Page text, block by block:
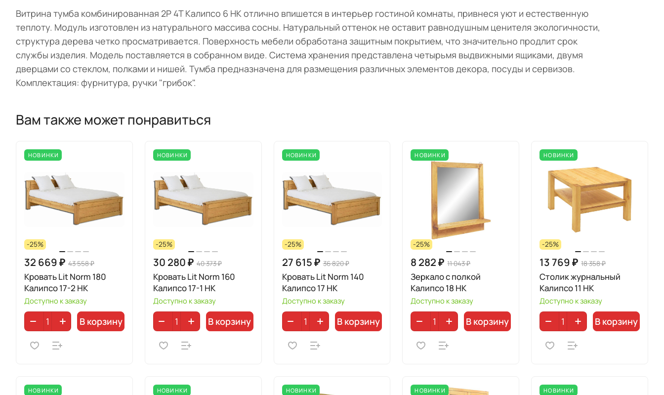
Комплектация: фурнитура, ручки "грибок".
Витрина тумба комбинированная 2Р 4Т Калипсо 6 НК отлично впишется в интерьер гостиной комнаты, привнеся уют и естественную
теплоту. Модуль изготовлен из натурального массива сосны. Натуральный оттенок не оставит равнодушным ценителя экологичности,
структура дерева четко просматривается. Поверхность мебели обработана защитным покрытием, что значительно продлит срок
службы изделия. Модель поставляется в собранном виде. Система хранения представлена четырьмя выдвижными ящиками, двумя
дверцами со стеклом, полками и нишей. Тумба предназначена для размещения различных элементов декора, посуды и сервизов.
Комплектация: фурнитура, ручки "грибок".
Вам также может понравиться
НОВИНКИ
-25%
32 669 ₽ 43 558 ₽
Кровать Lit Norm 180
Калипсо 17-2 НК
Доступно к заказу
В корзину
НОВИНКИ
-25%
30 280 ₽ 40 373 ₽
Кровать Lit Norm 160
Калипсо 17-1 НК
Доступно к заказу
В корзину
НОВИНКИ
-25%
27 615 ₽ 36 820 ₽
Кровать Lit Norm 140
Калипсо 17 НК
Доступно к заказу
В корзину
НОВИНКИ
-25%
8 282 ₽ 11 043 ₽
Зеркало с полкой
Калипсо 18 НК
Доступно к заказу
В корзину
НОВИНКИ
-25%
13 769 ₽ 18 358 ₽
Столик журнальный
Калипсо 11 НК
Доступно к заказу
В корзину
НОВИНКИ НОВИНКИ НОВИНКИ НОВИНКИ НОВИНКИ